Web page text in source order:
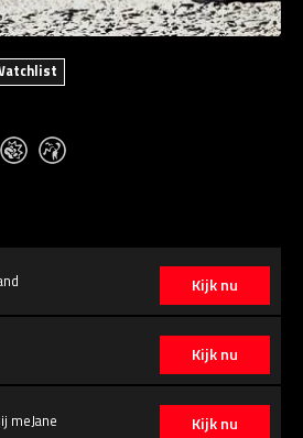
Kijk nu
Kijk nu
Kijk nu
meJane